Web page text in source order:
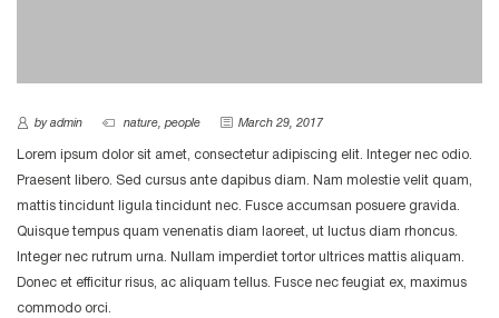
by admin nature, people March 29, 2017
Lorem ipsum dolor sit amet, consectetur adipiscing elit. Integer nec odio.
Praesent libero. Sed cursus ante dapibus diam. Nam molestie velit quam,
mattis tincidunt ligula tincidunt nec. Fusce accumsan posuere gravida.
Quisque tempus quam venenatis diam laoreet, ut luctus diam rhoncus.
Integer nec rutrum urna. Nullam imperdiet tortor ultrices mattis aliquam.
Donec et efficitur risus, ac aliquam tellus. Fusce nec feugiat ex, maximus
commodo orci.